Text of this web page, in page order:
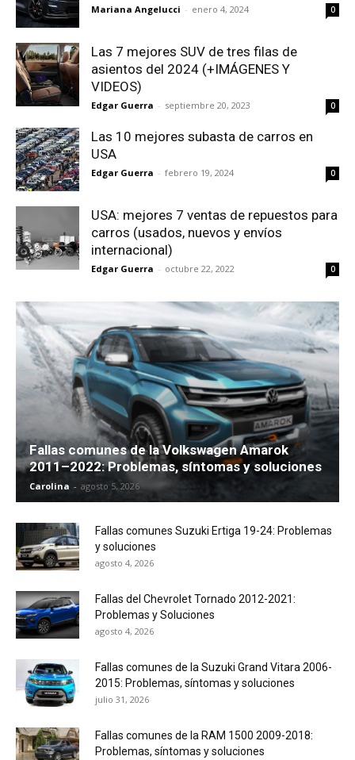
Mariana Angelucci - enero 4, 2024 0
Las 7 mejores SUV de tres filas de
asientos del 2024 (+IMÁGENES Y
VIDEOS)
Edgar Guerra - septiembre 20, 2023 0
Las 10 mejores subasta de carros en
USA
Edgar Guerra - febrero 19, 2024 0
USA: mejores 7 ventas de repuestos para
carros (usados, nuevos y envíos
internacional)
Edgar Guerra - octubre 22, 2022 0
Fallas comunes de la Volkswagen Amarok
2011–2022: Problemas, síntomas y soluciones
Carolina - agosto 5, 2026
Fallas comunes Suzuki Ertiga 19-24: Problemas
y soluciones
agosto 4, 2026
Fallas del Chevrolet Tornado 2012-2021:
Problemas y Soluciones
agosto 4, 2026
Fallas comunes de la Suzuki Grand Vitara 2006-
2015: Problemas, síntomas y soluciones
julio 31, 2026
Fallas comunes de la RAM 1500 2009-2018:
Problemas, síntomas y soluciones